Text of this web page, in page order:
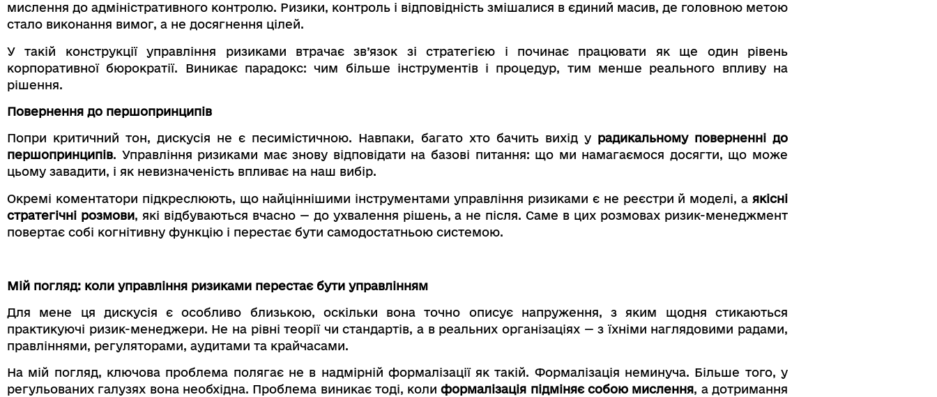
мислення до адміністративного контролю. Ризики, контроль і відповідність змішалися в єдиний масив, де головною метою
стало виконання вимог, а не досягнення цілей.
У такій конструкції управління ризиками втрачає зв’язок зі стратегією і починає працювати як ще один рівень
корпоративної бюрократії. Виникає парадокс: чим більше інструментів і процедур, тим менше реального впливу на
рішення.
Повернення до першопринципів
Попри критичний тон, дискусія не є песимістичною. Навпаки, багато хто бачить вихід у радикальному поверненні до
першопринципів. Управління ризиками має знову відповідати на базові питання: що ми намагаємося досягти, що може
цьому завадити, і як невизначеність впливає на наш вибір.
Окремі коментатори підкреслюють, що найціннішими інструментами управління ризиками є не реєстри й моделі, а якісні
стратегічні розмови, які відбуваються вчасно — до ухвалення рішень, а не після. Саме в цих розмовах ризик-менеджмент
повертає собі когнітивну функцію і перестає бути самодостатньою системою.
Мій погляд: коли управління ризиками перестає бути управлінням
Для мене ця дискусія є особливо близькою, оскільки вона точно описує напруження, з яким щодня стикаються
практикуючі ризик-менеджери. Не на рівні теорії чи стандартів, а в реальних організаціях — з їхніми наглядовими радами,
правліннями, регуляторами, аудитами та крайчасами.
На мій погляд, ключова проблема полягає не в надмірній формалізації як такій. Формалізація неминуча. Більше того, у
регульованих галузях вона необхідна. Проблема виникає тоді, колиформалізація підміняє собою мислення, а дотримання